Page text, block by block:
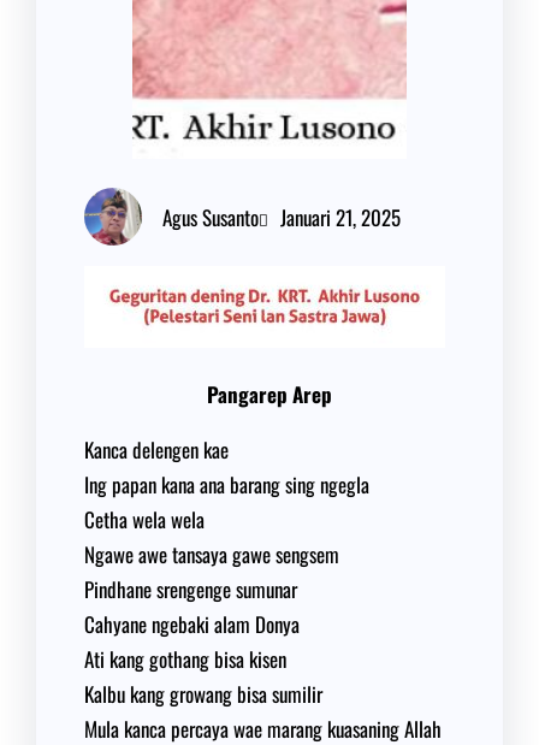
Agus Susanto Januari 21, 2025
Pangarep Arep
Kanca delengen kae
Ing papan kana ana barang sing ngegla
Cetha wela wela
Ngawe awe tansaya gawe sengsem
Pindhane srengenge sumunar
Cahyane ngebaki alam Donya
Ati kang gothang bisa kisen
Kalbu kang growang bisa sumilir
Mula kanca percaya wae marang kuasaning Allah